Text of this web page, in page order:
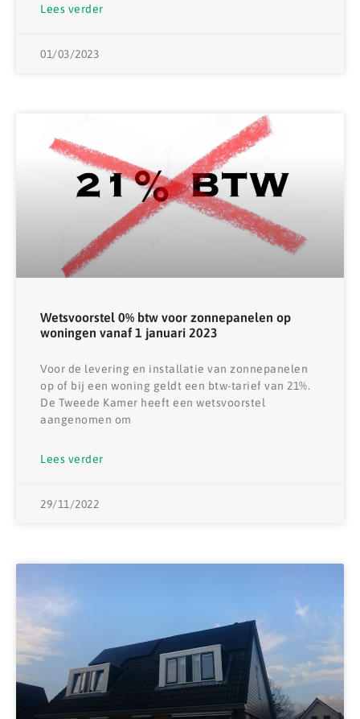
Lees verder
01/03/2023
Wetsvoorstel 0% btw voor zonnepanelen op
woningen vanaf 1 januari 2023
Voor de levering en installatie van zonnepanelen
op of bij een woning geldt een btw-tarief van 21%.
De Tweede Kamer heeft een wetsvoorstel
aangenomen om
Lees verder
29/11/2022